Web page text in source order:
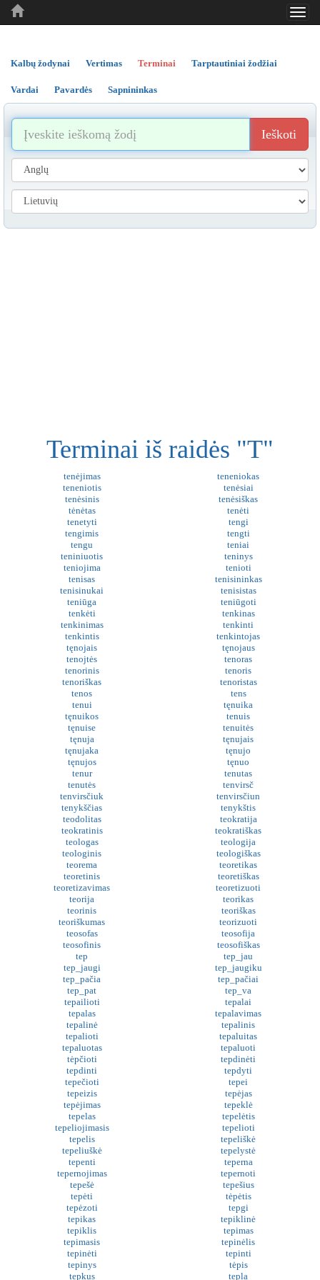
..
..
Kalbų žodynai Vertimas Terminai Tarptautiniai žodžiai
Vardai Pavardės Sapnininkas
Ieškoti
Terminai iš raidės "T"
tenėjimas
teneniokas
teneniotis
tenėsiai
tenėsinis
tenėsiškas
tėnėtas
tenėti
tenetyti
tengi
tengimis
tengti
tengu
teniai
teniniuotis
teninys
teniojima
tenioti
tenisas
tenisininkas
tenisinukai
tenisistas
teniūga
teniūgoti
tenkėti
tenkinas
tenkinimas
tenkinti
tenkintis
tenkintojas
tęnojais
tęnojaus
tenojtės
tenoras
tenorinis
tenoris
tenoriškas
tenoristas
tenos
tens
tenui
tęnuika
tęnuikos
tenuis
tęnuise
tenuitės
tęnuja
tęnujais
tęnujaka
tęnujo
tęnujos
tęnuo
tenur
tenutas
tenutės
tenvirsč
tenvirsčiuk
tenvirsčiun
tenykščias
tenykštis
teodolitas
teokratija
teokratinis
teokratiškas
teologas
teologija
teologinis
teologiškas
teorema
teoretikas
teoretinis
teoretiškas
teoretizavimas
teoretizuoti
teorija
teorikas
teorinis
teoriškas
teoriškumas
teorizuoti
teosofas
teosofija
teosofinis
teosofiškas
tep
tep_jau
tep_jaugi
tep_jaugiku
tep_pačia
tep_pačiai
tep_pat
tep_va
tepailioti
tepalai
tepalas
tepalavimas
tepalinė
tepalinis
tepalioti
tepaluitas
tepaluotas
tepaluoti
tėpčioti
tepdinėti
tepdinti
tepdyti
tepečioti
tepei
tepeizis
tepėjas
tepėjimas
tepeklė
tepelas
tepelėtis
tepeliojimasis
tepelioti
tepelis
tepeliškė
tepeliuškė
tepelystė
tepenti
teperna
tepernojimas
tepernoti
tepešė
tepešius
tepėti
tėpėtis
tepėzoti
tepgi
tepikas
tepiklinė
tepiklis
tepimas
tepimasis
tepinėlis
tepinėti
tepinti
tepinys
tėpis
tepkus
tepla